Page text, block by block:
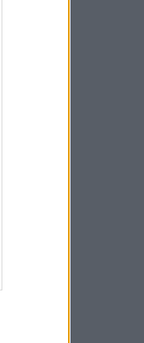
Ο Τραμπ θέλει τον
υποψήφιο για την
ρεκόρ ζέστης με
χώρες του Κόλπου:
να σταματήσει τις
θα υπάρξουν